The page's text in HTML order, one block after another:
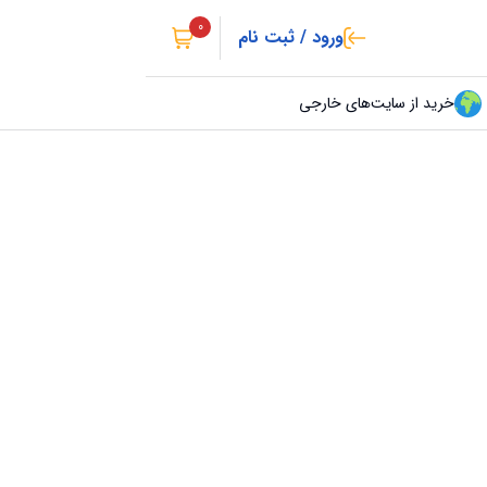
ورود / ثبت نام 0
خرید از سایت‌های خارجی